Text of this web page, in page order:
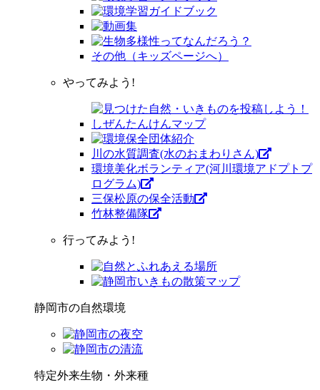
その他（キッズページへ）
やってみよう!
川の水質調査(水のおまわりさん)
環境美化ボランティア(河川環境アドプトプ
ログラム)
三保松原の保全活動
竹林整備隊
行ってみよう!
静岡市の自然環境
特定外来生物・外来種